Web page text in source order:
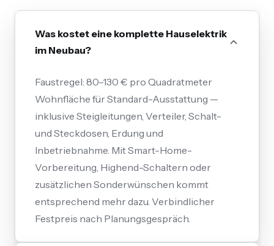
Was kostet eine komplette Hauselektrik
im Neubau?
Faustregel: 80–130 € pro Quadratmeter
Wohnfläche für Standard-Ausstattung —
inklusive Steigleitungen, Verteiler, Schalt-
und Steckdosen, Erdung und
Inbetriebnahme. Mit Smart-Home-
Vorbereitung, Highend-Schaltern oder
zusätzlichen Sonderwünschen kommt
entsprechend mehr dazu. Verbindlicher
Festpreis nach Planungsgespräch.